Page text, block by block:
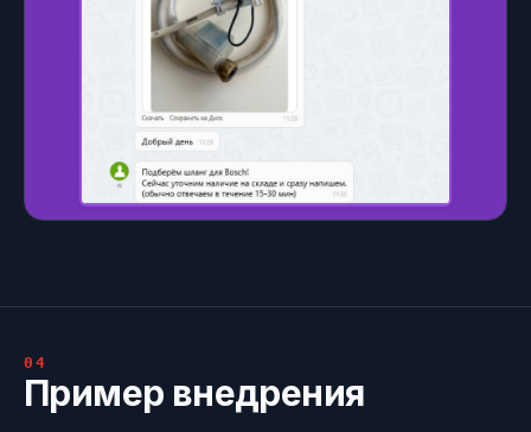
04
Пример внедрения